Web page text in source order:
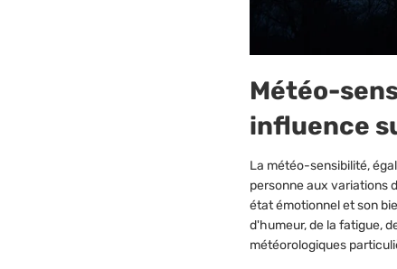
Météo-
influence
La météo-sensibilité,
personne aux variations
état émotionnel et son
d'humeur, de la fatigue,
météorologiques